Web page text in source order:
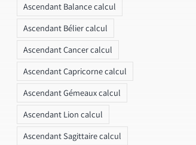
Ascendant Balance calcul
Ascendant Bélier calcul
Ascendant Cancer calcul
Ascendant Capricorne calcul
Ascendant Gémeaux calcul
Ascendant Lion calcul
Ascendant Sagittaire calcul